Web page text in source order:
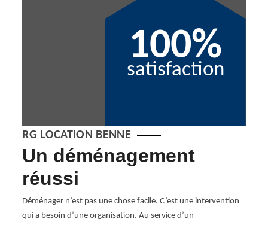
100%
satisfaction
RG LOCATION BENNE
Un déménagement
réussi
Déménager n’est pas une chose facile. C’est une intervention
qui a besoin d’une organisation. Au service d’un